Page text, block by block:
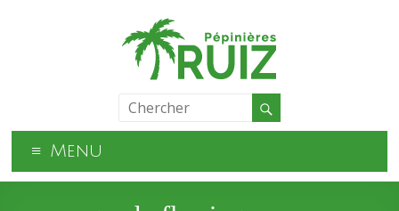
Menu